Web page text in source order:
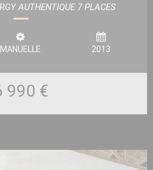
AUTHENTIQUE 7 PLACES
MANUELLE 2013
990 €